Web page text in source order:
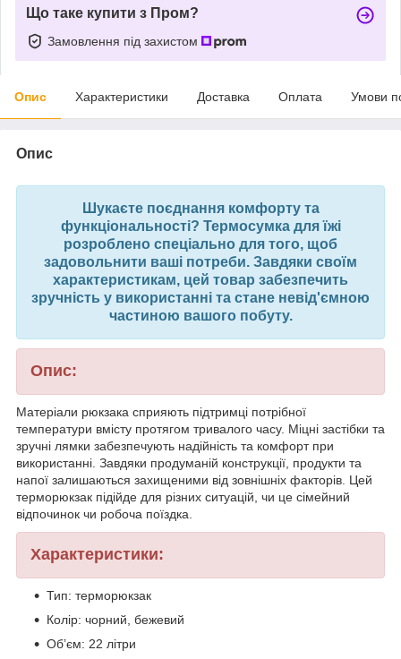
Що таке купити з Пром?
Замовлення під захистом
Опис Характеристики Доставка Оплата Умови
Опис
Шукаєте поєднання комфорту та
функціональності? Термосумка для їжі
розроблено спеціально для того, щоб
задовольнити ваші потреби. Завдяки своїм
характеристикам, цей товар забезпечить
зручність у використанні та стане невід'ємною
частиною вашого побуту.
Опис:
Матеріали рюкзака сприяють підтримці потрібної
температури вмісту протягом тривалого часу. Міцні застібки та
зручні лямки забезпечують надійність та комфорт при
використанні. Завдяки продуманій конструкції, продукти та
напої залишаються захищеними від зовнішніх факторів. Цей
терморюкзак підійде для різних ситуацій, чи це сімейний
відпочинок чи робоча поїздка.
Характеристики:
Тип: терморюкзак
Колір: чорний, бежевий
Об’єм: 22 літри